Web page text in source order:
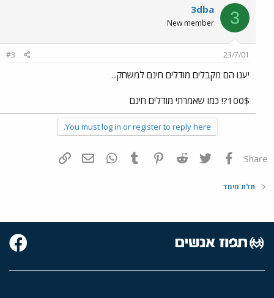
3
3dba
New member
23/7/01
#3
יענו הם מקבלים מודלים חינם למשחק...
100$?! כמו שאמרתי מודלים חינם
You must log in or register to reply here.
Share: פייסבוק Twitter
Reddit
Pinterest
Tumblr
WhatsAppדואר אלקטרוני
תלת מימד